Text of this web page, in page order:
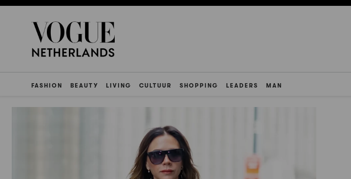
FASHION BEAUTY LIVING CULTUUR SHOPPING LEADERS MAN